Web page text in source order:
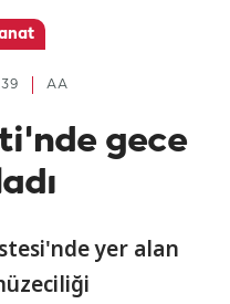
AA
gece
yer alan